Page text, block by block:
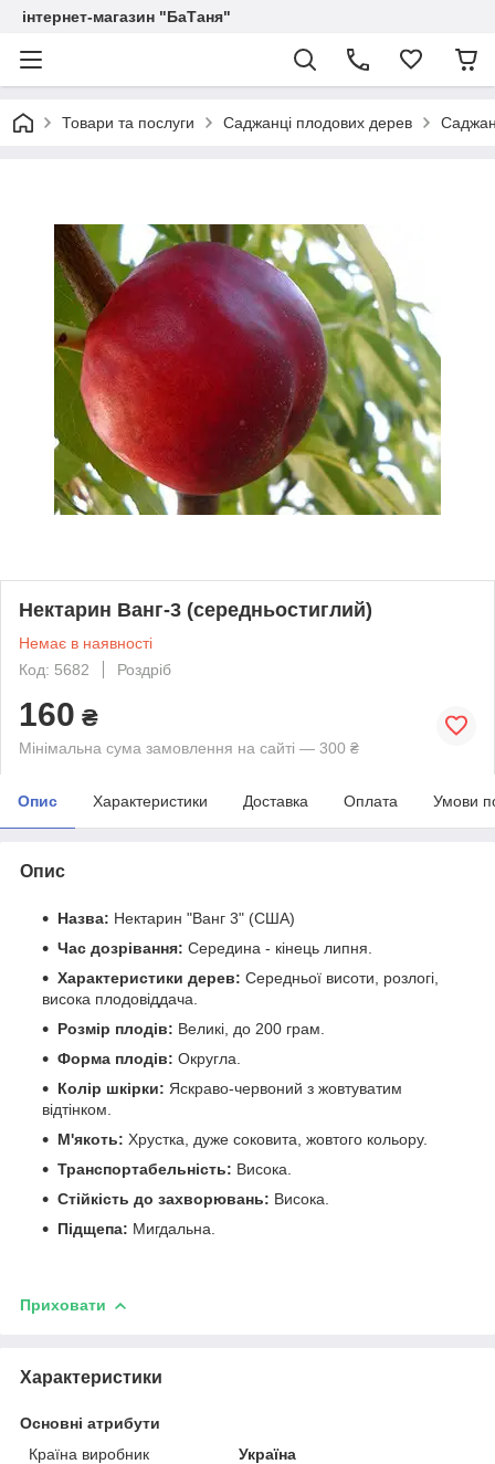
інтернет-магазин "БаТаня"
Товари та послуги Саджанці плодових дерев
Нектарин Ванг-3 (середньостиглий)
Немає в наявності
Код: 5682
Роздріб
160 ₴
Мінімальна сума замовлення на сайті — 300 ₴
Опис Характеристики Доставка Оплата Умови
Опис
Назва: Нектарин "Ванг 3" (США)
Час дозрівання: Середина - кінець липня.
Характеристики дерев: Середньої висоти, розлогі,
висока плодовіддача.
Розмір плодів: Великі, до 200 грам.
Форма плодів: Округла.
Колір шкірки: Яскраво-червоний з жовтуватим
відтінком.
М'якоть: Хрустка, дуже соковита, жовтого кольору.
Транспортабельність: Висока.
Стійкість до захворювань: Висока.
Підщепа: Мигдальна.
Приховати
Характеристики
Основні атрибути
Країна виробник
Україна